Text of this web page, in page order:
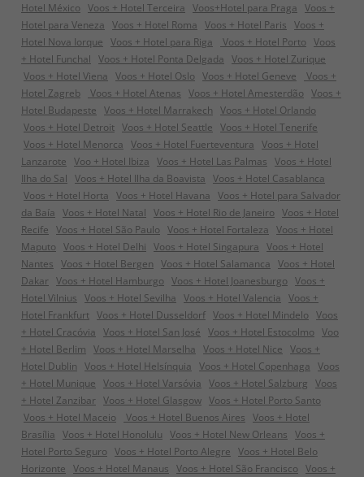
Hotel México Voos + Hotel Terceira Voos+Hotel para Praga Voos +
Hotel para Veneza Voos + Hotel Roma Voos + Hotel Paris Voos +
Hotel Nova Iorque Voos + Hotel para Riga Voos + Hotel Porto Voos
+ Hotel Funchal Voos + Hotel Ponta Delgada Voos + Hotel Zurique
Voos + Hotel Viena Voos + Hotel Oslo Voos + Hotel Geneve
Voos +
Hotel Zagreb
Voos + Hotel Atenas Voos + Hotel Amesterdão Voos +
Hotel Budapeste Voos + Hotel Marrakech Voos + Hotel Orlando
Voos + Hotel Detroit Voos + Hotel Seattle Voos + Hotel Tenerife
Voos + Hotel Menorca Voos + Hotel Fuerteventura Voos + Hotel
Lanzarote Voo + Hotel Ibiza Voos + Hotel Las Palmas Voos + Hotel
Ilha do Sal Voos + Hotel Ilha da Boavista Voos + Hotel Casablanca
Voos + Hotel Horta Voos + Hotel Havana Voos + Hotel para Salvador
da Baía Voos + Hotel Natal Voos + Hotel Rio de Janeiro Voos + Hotel
Recife Voos + Hotel São Paulo Voos + Hotel Fortaleza Voos + Hotel
Maputo Voos + Hotel Delhi Voos + Hotel Singapura Voos + Hotel
Nantes Voos + Hotel Bergen Voos + Hotel Salamanca Voos + Hotel
Dakar Voos + Hotel Hamburgo Voos + Hotel Joanesburgo Voos +
Hotel Vilnius Voos + Hotel Sevilha Voos + Hotel Valencia Voos +
Hotel Frankfurt Voos + Hotel Dusseldorf Voos + Hotel Mindelo Voos
+ Hotel Cracóvia Voos + Hotel San José Voos + Hotel Estocolmo Voo
+ Hotel Berlim Voos + Hotel Marselha Voos + Hotel Nice Voos +
Hotel Dublin Voos + Hotel Helsínquia Voos + Hotel Copenhaga Voos
+ Hotel Munique Voos + Hotel Varsóvia Voos + Hotel Salzburg Voos
+ Hotel Zanzibar Voos + Hotel Glasgow Voos + Hotel Porto Santo
Voos + Hotel Maceio
Voos + Hotel Buenos Aires Voos + Hotel
Brasília Voos + Hotel Honolulu Voos + Hotel New Orleans Voos +
Hotel Porto Seguro Voos + Hotel Porto Alegre Voos + Hotel Belo
Horizonte Voos + Hotel Manaus Voos + Hotel São Francisco Voos +